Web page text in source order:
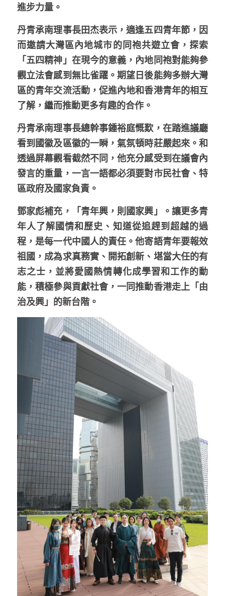
香港科技專上書院｜專欄
進步力量。
丹青承南理事長田杰表示，適逢五四青年節，因
而邀請大灣區內地城市的同袍共遊立會，探索
「五四精神」在現今的意義，內地同袍對能夠參
觀立法會感到無比雀躍。期望日後能夠多辦大灣
區的青年交流活動，促進內地和香港青年的相互
了解，繼而推動更多有趣的合作。
丹青承南理事長總幹事鍾裕庭慨歎，在踏進議廳
看到國徽及區徽的一瞬，氣氛頓時莊嚴起來。和
透過屏幕觀看截然不同，他充分感受到在議會內
發言的重量，一言一語都必須要對市民社會、特
區政府及國家負責。
鄧家彪補充，「青年興，則國家興」。讓更多青
年人了解國情和歷史、知道從追趕到超越的過
程，是每一代中國人的責任。他寄語青年要報效
祖國，成為求真務實、開拓創新、堪當大任的有
志之士，並將愛國熱情轉化成學習和工作的動
能，積極參與貢獻社會，一同推動香港走上「由
治及興」的新台階。